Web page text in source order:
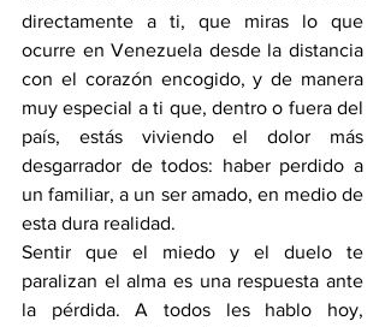
directamente a ti, que miras lo que
ocurre en Venezuela desde la distancia
con el corazón encogido, y de manera
muy especial a ti que, dentro o fuera del
país, estás viviendo el dolor más
desgarrador de todos: haber perdido a
un familiar, a un ser amado, en medio de
esta dura realidad.
Sentir que el miedo y el duelo te
paralizan el alma es una respuesta ante
la pérdida. A todos les hablo hoy,